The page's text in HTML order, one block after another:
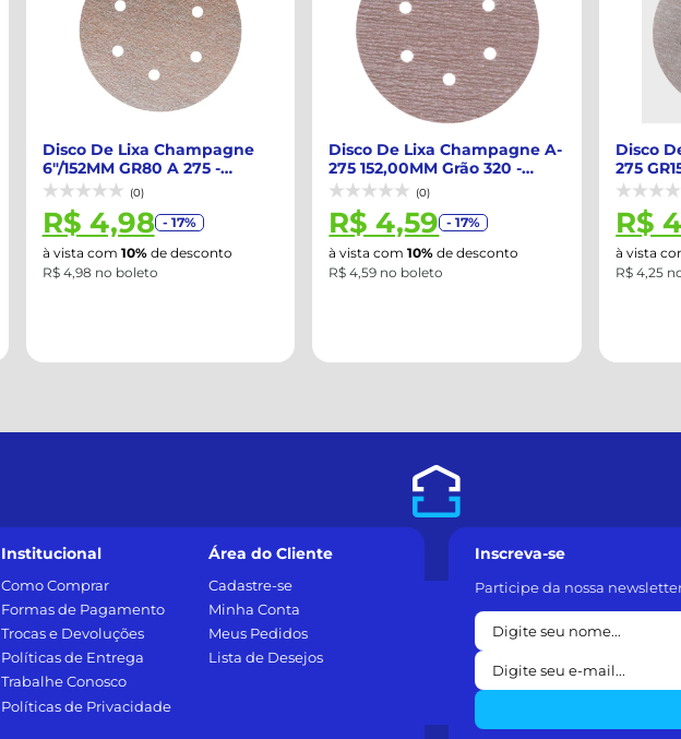
Disco De Lixa Champagne
6"/152MM GR80 A 275 -
NORTON-6626108...
(0)
R$ 4,98 - 17%
à vista com10%de desconto
R$ 4,98 no boleto
Disco De Lixa Champagne A-
275 152,00MM Grão 320 -
NORTON-662...
(0)
R$ 4,59 - 17%
à vista com10%de desconto
R$ 4,59 no boleto
Disco
275
R$
à vista
R$ 4,25
Institucional
Como Comprar
Formas de Pagamento
Trocas e Devoluções
Políticas de Entrega
Trabalhe Conosco
Políticas de Privacidade
Área do Cliente
Cadastre-se
Minha Conta
Meus Pedidos
Lista de Desejos
Inscreva-se
Participe da nossa